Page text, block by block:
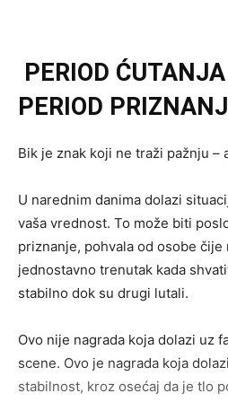
PERIOD
PERIOD
Bik je znak koji ne traži pažnju –
U narednim danima dolazi
vaša vrednost. To može biti
priznanje, pohvala od osobe
jednostavno trenutak kada
stabilno dok su drugi lutali.
Ovo nije nagrada koja dolazi uz
scene. Ovo je nagrada koja
stabilnost, kroz osećaj da je tlo